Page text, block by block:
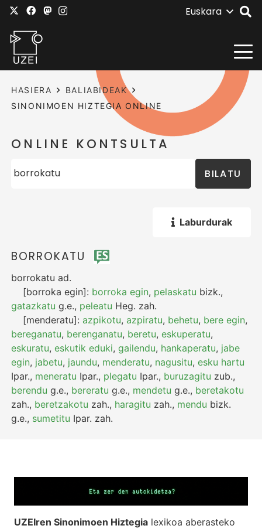
Euskara
HASIERA
BALIABIDEAK
SINONIMOEN HIZTEGIA ONLINE
ONLINE KONTSULTA
BILATU
Laburdurak
BORROKATU
borrokatu ad.
[borroka egin]: borroka egin, pelaskatu bizk.,
gatazkatu g.e., peleatu Heg. zah.
[menderatu]:azpikotu,azpiratu, behetu, bere egin,
bereganatu, berenganatu, beretu,eskuperatu,
eskuratu,eskutik eduki,gailendu, hankaperatu, jabe
egin, jabetu, jaundu, menderatu, nagusitu,esku hartu
Ipar., meneratu Ipar., plegatu Ipar., buruzagitu zub.,
berendu g.e., bereratu g.e., mendetu g.e., beretakotu
zah., beretzakotu zah., haragitu zah., mendu bizk.
g.e., sumetitu Ipar. zah.
UZEIren Sinonimoen Hiztegia lexikoa aberasteko